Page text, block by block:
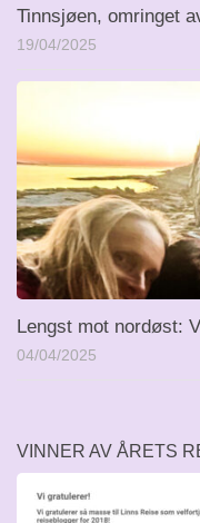
Tinnsjøen, omringet
19/04/2025
Lengst mot nordøst:
04/04/2025
VINNER AV ÅRETS